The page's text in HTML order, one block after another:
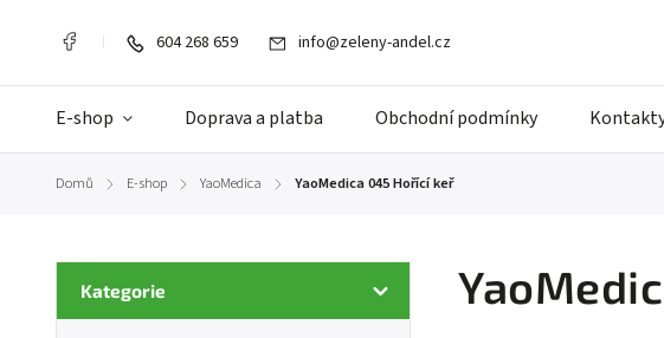
604 268 659 info@zeleny-andel.cz
E-shop Doprava a platba Obchodní podmínky
Domů / E-shop / YaoMedica / YaoMedica 045 Hořící keř
Kategorie